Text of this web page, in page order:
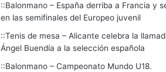
::Balonmano – España derriba a Francia y
en las semifinales del Europeo juvenil
::Tenis de mesa – Alicante celebra la
Ángel Buendía a la selección española
::Balonmano – Campeonato Mundo U18.